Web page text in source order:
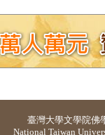
臺灣大學文學院佛
National Taiwan